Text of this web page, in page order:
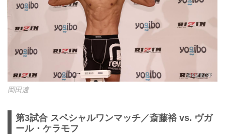
岡田遼
第3試合 スペシャルワンマッチ／斎藤裕 vs. ヴガ
ール・ケラモフ